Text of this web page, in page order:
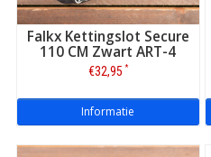
Falkx Kettingslot Secure
110 CM Zwart ART-4
€32,95 *
Informatie